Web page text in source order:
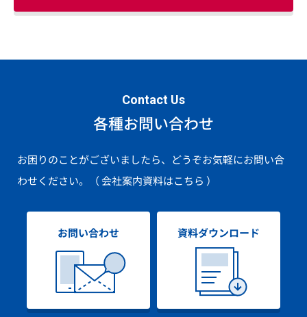
Contact Us
各種お問い合わせ
お困りのことがございましたら、どうぞお気軽にお問い合
わせください。
（ 会社案内資料はこちら ）
お問い合わせ 資料ダウンロード